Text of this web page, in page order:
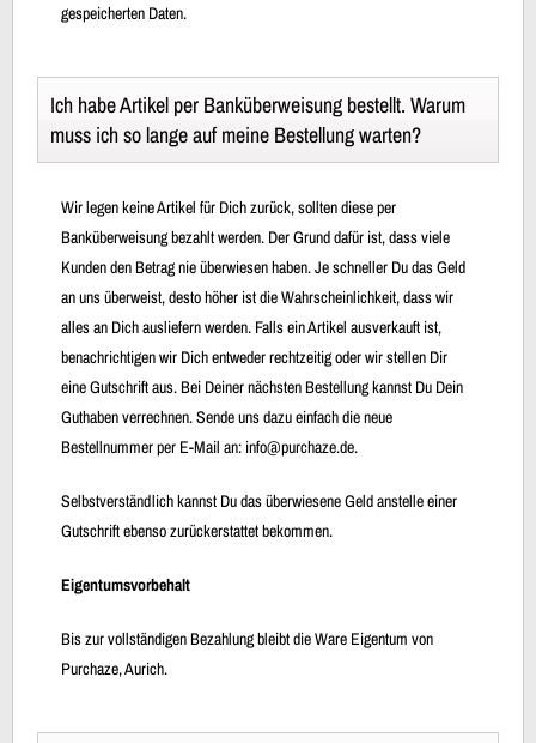
gespeicherten Daten.
Ich habe Artikel per Banküberweisung bestellt. Warum
muss ich so lange auf meine Bestellung warten?
Wir legen keine Artikel für Dich zurück, sollten diese per
Banküberweisung bezahlt werden. Der Grund dafür ist, dass viele
Kunden den Betrag nie überwiesen haben. Je schneller Du das Geld
an uns überweist, desto höher ist die Wahrscheinlichkeit, dass wir
alles an Dich ausliefern werden. Falls ein Artikel ausverkauft ist,
benachrichtigen wir Dich entweder rechtzeitig oder wir stellen Dir
eine Gutschrift aus. Bei Deiner nächsten Bestellung kannst Du Dein
Guthaben verrechnen. Sende uns dazu einfach die neue
Bestellnummer per E-Mail an: info@purchaze.de.
Selbstverständlich kannst Du das überwiesene Geld anstelle einer
Gutschrift ebenso zurückerstattet bekommen.
Eigentumsvorbehalt
Bis zur vollständigen Bezahlung bleibt die Ware Eigentum von
Purchaze, Aurich.